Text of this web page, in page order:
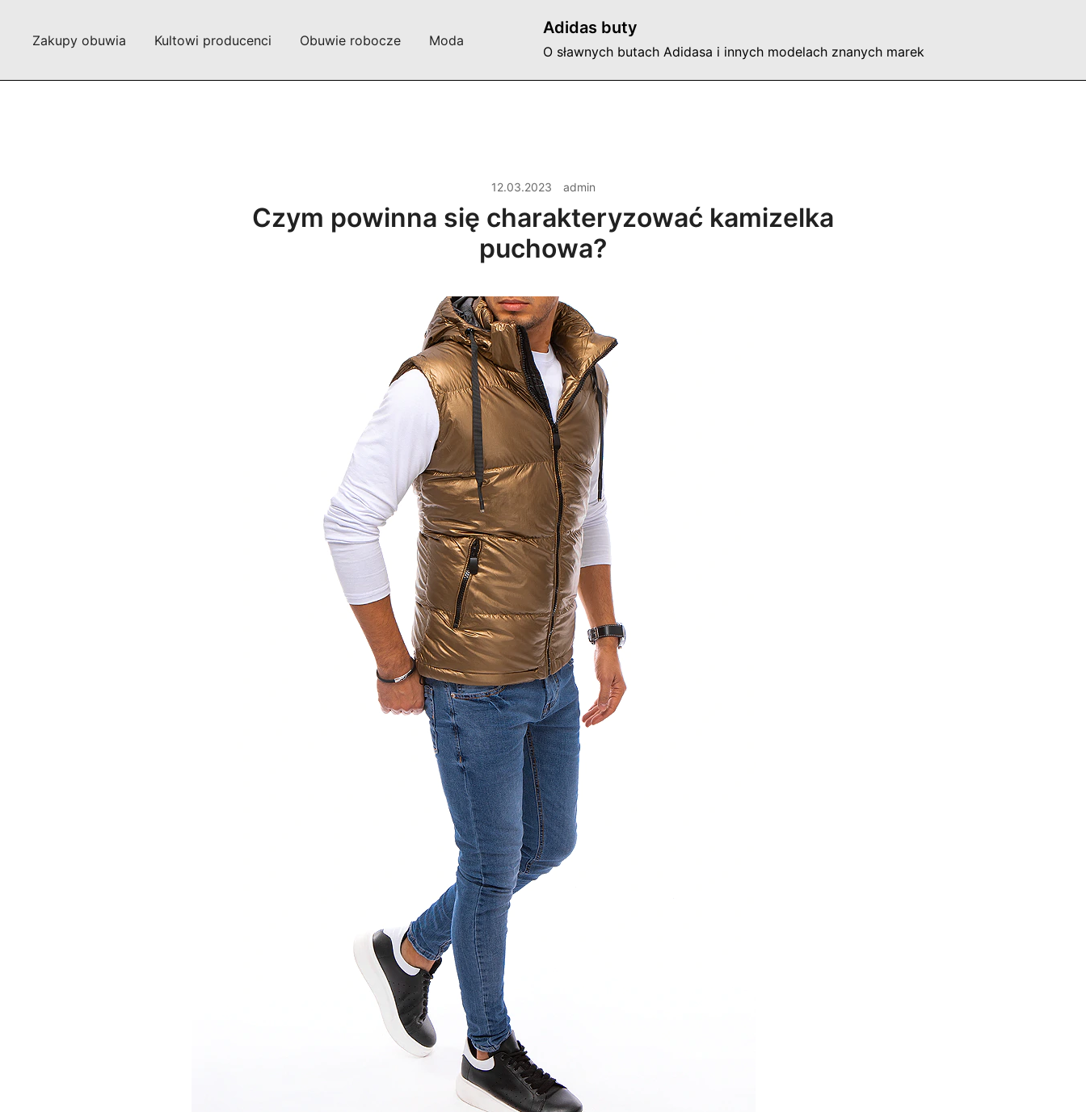
Zakupy obuwia Kultowi producenci Obuwie robocze Moda
Adidas buty
O sławnych butach Adidasa i innych modelach znanych marek
12.03.2023 admin
Czym powinna się charakteryzować kamizelka
puchowa?